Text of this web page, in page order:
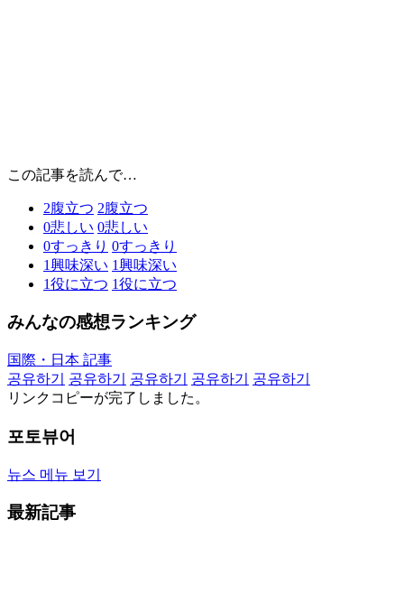
この記事を読んで…
2腹立つ 2腹立つ
0悲しい 0悲しい
0すっきり 0すっきり
1興味深い 1興味深い
1役に立つ 1役に立つ
みんなの感想ランキング
国際・日本 記事
공유하기
공유하기 공유하기 공유하기
공유하기
リンクコピーが完了しました。
포토뷰어
뉴스 메뉴 보기
最新記事